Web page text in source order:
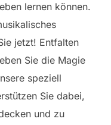
lernen können.
jetzt! Entfalten
Sie die Magie
speziell
Sie dabei,
und zu